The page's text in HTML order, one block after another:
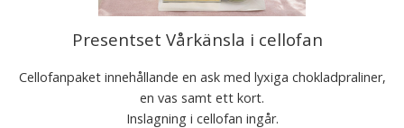
Presentset Vårkänsla i cellofan
Cellofanpaket innehållande en ask med lyxiga chokladpraliner,
en vas samt ett kort.
Inslagning i cellofan ingår.